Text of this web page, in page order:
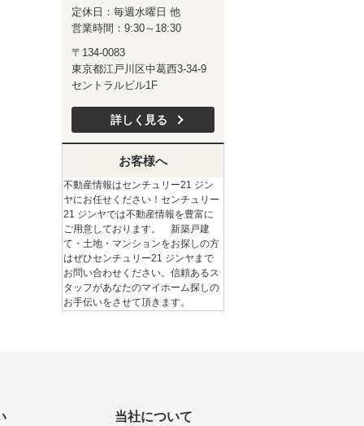
定休日：毎週水曜日 他
営業時間：9:30～18:30
〒134-0083
東京都江戸川区中葛西3-34-9
セントラルビル1F
詳しく見る
お客様へ
不動産情報はセンチュリー21 ジン
ヤにお任せください！センチュリー
21 ジンヤでは不動産情報を豊富に
ご用意しております。 新築戸建
て・土地・マンションをお探しの方
はぜひセンチュリー21 ジンヤまで
お問い合わせください。信頼あるス
タッフがあなたのマイホーム探しの
お手伝いをさせて頂きます。
当社について